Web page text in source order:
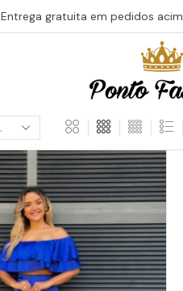
Entrega gratuita em pedidos